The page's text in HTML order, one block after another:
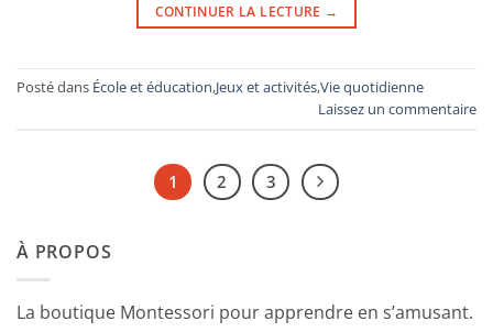
CONTINUER LA LECTURE →
Posté dans École et éducation,Jeux et activités,Vie quotidienne
Laissez un commentaire
1 2 3
À PROPOS
La boutique Montessori pour apprendre en s’amusant.